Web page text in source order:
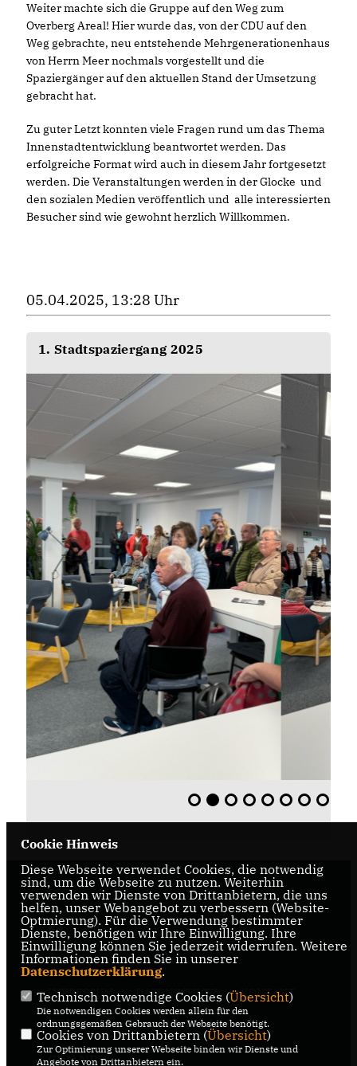
Weiter machte sich die Gruppe auf den Weg zum
Overberg Areal! Hier wurde das, von der CDU auf den
Weg gebrachte, neu entstehende Mehrgenerationenhaus
von Herrn Meer nochmals vorgestellt und die
Spaziergänger auf den aktuellen Stand der Umsetzung
gebracht hat.
Zu guter Letzt konnten viele Fragen rund um das Thema
Innenstadtentwicklung beantwortet werden. Das
erfolgreiche Format wird auch in diesem Jahr fortgesetzt
werden. Die Veranstaltungen werden in der Glocke und
den sozialen Medien veröffentlich und alle interessierten
Besucher sind wie gewohnt herzlich Willkommen.
05.04.2025, 13:28 Uhr
1. Stadtspaziergang 2025
CDU Oelde
IMPRESSUM DATENSCHUTZ KONTAKT
CDU Kreisverband Warendorf-
Beckum
CDU NRW
Cookie Hinweis
Diese Webseite verwendet Cookies, die notwendig
sind, um die Webseite zu nutzen. Weiterhin
verwenden wir Dienste von Drittanbietern, die uns
helfen, unser Webangebot zu verbessern (Website-
Optmierung). Für die Verwendung bestimmter
Dienste, benötigen wir Ihre Einwilligung. Ihre
Einwilligung können Sie jederzeit widerrufen. Weitere
Informationen finden Sie in unserer
Datenschutzerklärung.
Technisch notwendige Cookies (Übersicht)
Die notwendigen Cookies werden allein für den
ordnungsgemäßen Gebrauch der Webseite benötigt.
Cookies von Drittanbietern (Übersicht)
Zur Optimierung unserer Webseite binden wir Dienste und
Angebote von Drittanbietern ein.